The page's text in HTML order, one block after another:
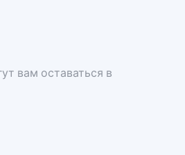
вам оставаться в